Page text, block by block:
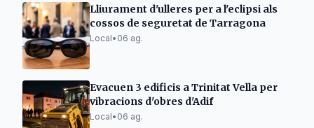
Lliurament d'ulleres per a l'eclipsi als
cossos de seguretat de Tarragona
Local• 06 ag.
Evacuen 3 edificis a Trinitat Vella per
vibracions d'obres d'Adif
Local• 06 ag.